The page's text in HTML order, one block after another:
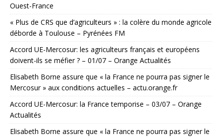
Ouest-France
« Plus de CRS que d’agriculteurs » : la colère du monde agricole
déborde à Toulouse – Pyrénées FM
Accord UE-Mercosur: les agriculteurs français et européens
doivent-ils se méfier ? – 01/07 – Orange Actualités
Elisabeth Borne assure que « la France ne pourra pas signer le
Mercosur » aux conditions actuelles – actu.orange.fr
Accord UE-Mercosur: la France temporise – 03/07 – Orange
Actualités
Elisabeth Borne assure que « la France ne pourra pas signer le